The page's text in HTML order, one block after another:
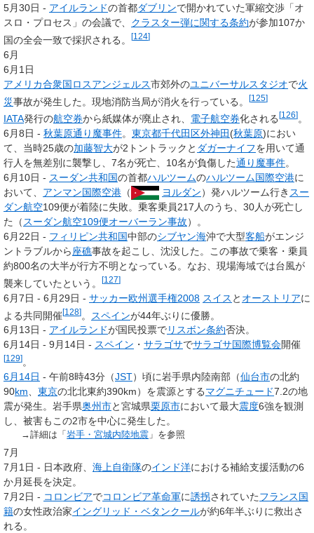
5月30日 - アイルランドの首都ダブリンで開かれていた軍縮交渉「オ
スロ・プロセス」の会議で、 クラスター弾に関する条約が参加107か
国の全会一致で採択される。
[124]
6月
6月1日
アメリカ合衆国 ロスアンジェルス市郊外のユニバーサルスタジオで火
災事故が発生した。現地消防当局が消火を行っている。 [125]
IATA発行の航空券から紙媒体が廃止され、 電子航空券化される [126] 。
6月8日 - 秋葉原通り魔事件。 東京都千代田区外神田 (秋葉原)におい
て、当時25歳の加藤智大が2トントラックと ダガーナイフを用いて通
行人を無差別に襲撃し、7名が死亡、10名が負傷した通り魔事件。
6月10日 - スーダン共和国の首都ハルツームのハルツーム国際空港に
おいて、 アンマン国際空港 （ ヨルダン）発ハルツーム行き スー
ダン航空109便が着陸に失敗。乗客乗員217人のうち、30人が死亡し
た（ スーダン航空109便オーバーラン事故）。
6月22日 - フィリピン共和国中部のシブヤン海沖で大型客船がエンジ
ントラブルから座礁事故を起こし、沈没した。この事故で乗客・乗員
約800名の大半が行方不明となっている。なお、現場海域では台風が
襲来していたという。
[127]
6月7日 - 6月29日 - サッカー欧州選手権2008 スイス と オーストリアに
よる共同開催[128]。 スペインが44年ぶりに優勝。
6月13日 - アイルランドが国民投票でリスボン条約否決。
6月14日 - 9月14日 - スペイン ・ サラゴサでサラゴサ国際博覧会開催
[129] 。
6月14日 - 午前8時43分（JST）頃に岩手県内陸南部（仙台市の北約
90km 東京の北北東約390km）を震源とするマグニチュード7.2の地
震が発生。岩手県奥州市と宮城県栗原市において最大震度6強を観測
し、被害もこの2市を中心に発生した。
→詳細は「岩手・宮城内陸地震 」を参照
7月
7月1日 - 日本政府、 海上自衛隊のインド洋における補給支援活動の6
か月延長を決定。
7月2日 - コロンビアでコロンビア革命軍に誘拐されていたフランス国
籍の女性政治家イングリッド・ベタンクールが約6年半ぶりに救出さ
れる。